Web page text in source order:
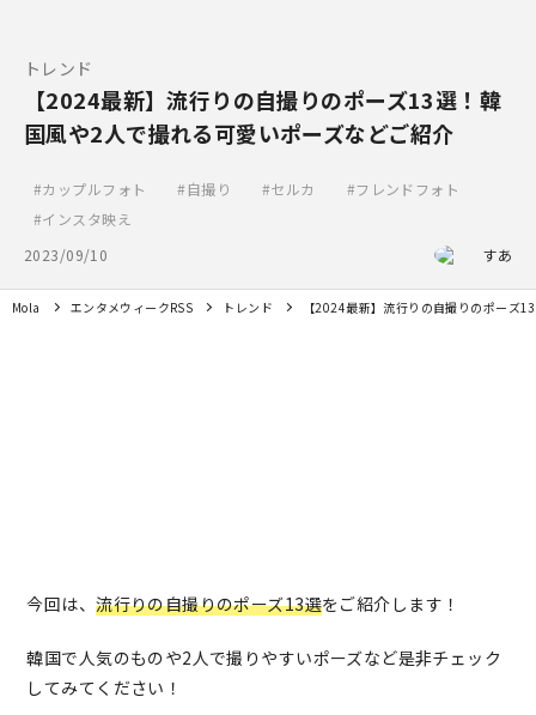
トレンド
【2024最新】流行りの自撮りのポーズ13選！韓
国風や2人で撮れる可愛いポーズなどご紹介
カップルフォト 自撮り セルカ
フレンドフォト
インスタ映え
2023/09/10
すあ
Mola エンタメウィークRSS トレンド 【2024最新】流行りの自撮りのポーズ
今回は、流行りの自撮りのポーズ13選をご紹介します！
韓国で人気のものや2人で撮りやすいポーズなど是非チェック
してみてください！